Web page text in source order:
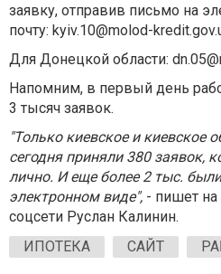
заявку, отправив письмо на
почту: kyiv.10@molod-
Для Донецкой области:
Напомним, в первый день
3 тысяч заявок.
"Только киевское и киевское
сегодня приняли 380 заявок,
лично. И еще более 2 тыс.
электронном виде", - пишет на
соцсети Руслан Калинин.
ИПОТЕКА
САЙТ